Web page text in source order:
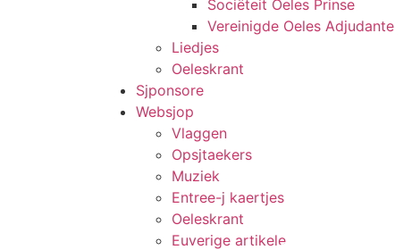
Sociëteit Oeles Prinse
Vereinigde Oeles Adjudante
Liedjes
Oeleskrant
Sjponsore
Websjop
Vlaggen
Opsjtaekers
Muziek
Entree-j kaertjes
Oeleskrant
Euverige artikele